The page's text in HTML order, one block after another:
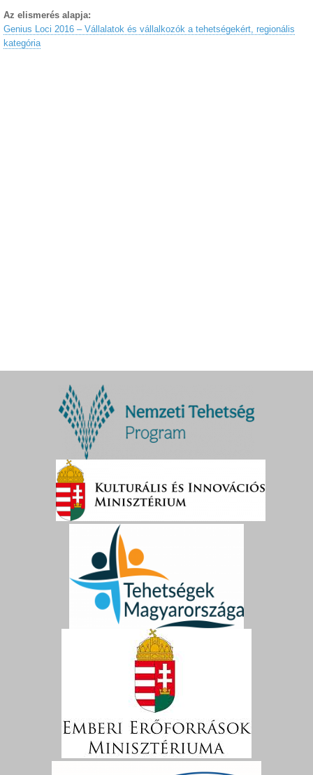
Az elismerés alapja:
Genius Loci 2016 – Vállalatok és vállalkozók a tehetségekért, regionális
kategória